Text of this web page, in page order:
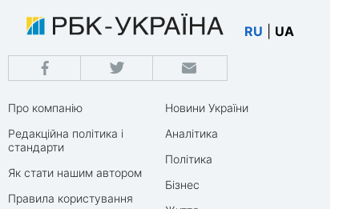
RU UA
Про компанію
Редакційна політика і
стандарти
Як стати нашим автором
Правила користування
Новини України
Аналітика
Політика
Бізнес